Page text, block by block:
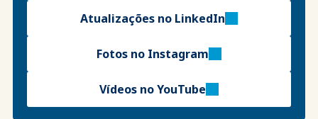
Atualizações no LinkedIn
Fotos no Instagram
Vídeos no YouTube